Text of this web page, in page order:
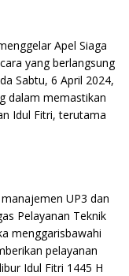
Apel Siaga
yang berlangsung
Sabtu, 6 April 2024,
dalam memastikan
Idul Fitri, terutama
UP3 dan
Pelayanan Teknik
menggarisbawahi
pelayanan
Idul Fitri 1445 H